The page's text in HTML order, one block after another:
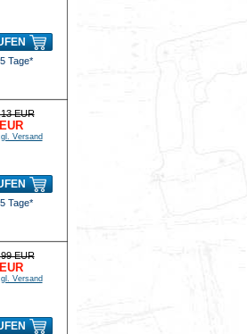
Tage*
EUR
Versand
Tage*
EUR
Versand